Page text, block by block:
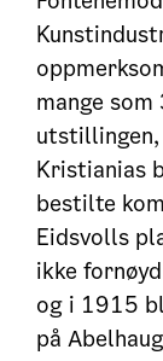
mange
Kristianias
bestilte
Eidsvolls
ikke
og i 1915
på